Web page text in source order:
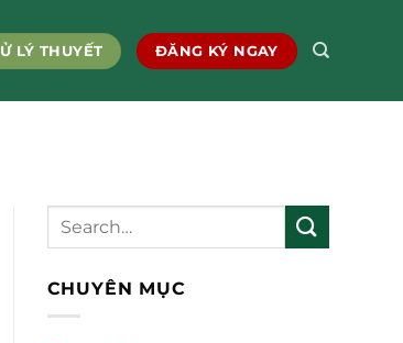
LÝ THUYẾT ĐĂNG KÝ NGAY
CHUYÊN MỤC